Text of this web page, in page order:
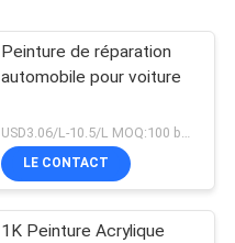
Peinture de réparation
automobile pour voiture
USD3.06/L-10.5/L MOQ:100 boîtes
LE CONTACT
1K Peinture Acrylique